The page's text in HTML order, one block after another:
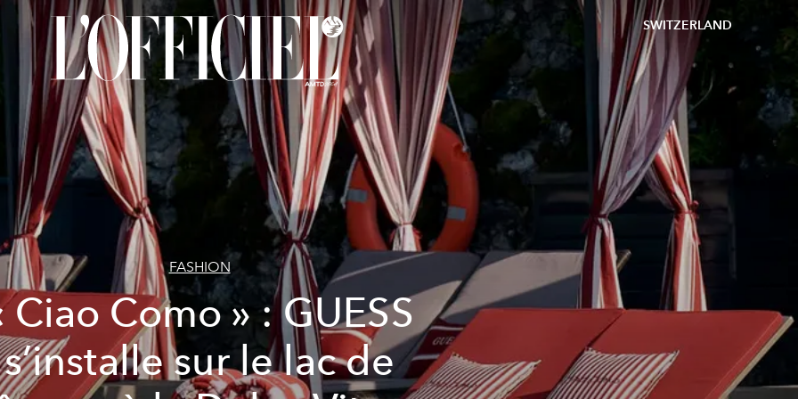
SWITZERLAND
FASHION
Ciao Como » : GUESS
s’installe sur le lac de